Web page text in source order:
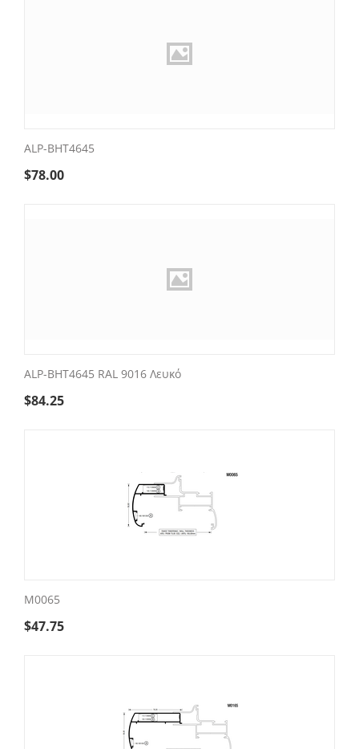
ALP-BHT4645
$78.00
ALP-BHT4645 RAL 9016 Λευκό
$84.25
M0065
$47.75